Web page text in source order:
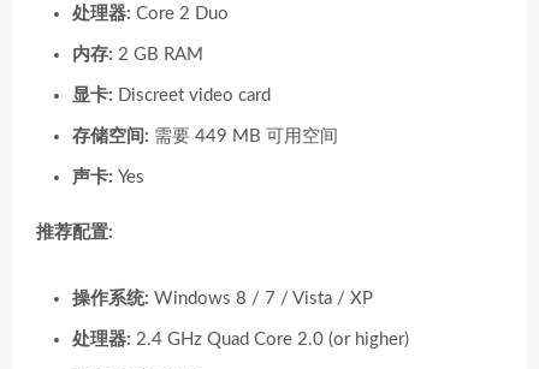
处理器: Core 2 Duo
内存: 2 GB RAM
显卡: Discreet video card
存储空间: 需要 449 MB 可用空间
声卡: Yes
推荐配置:
操作系统: Windows 8 / 7 / Vista / XP
处理器: 2.4 GHz Quad Core 2.0 (or higher)